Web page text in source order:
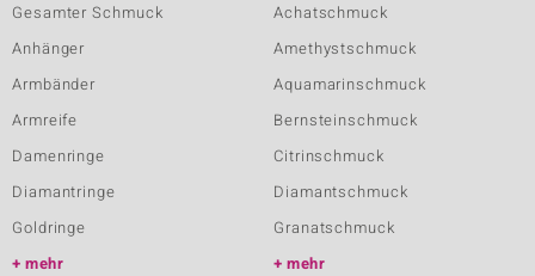
Gesamter Schmuck
Anhänger
Armbänder
Armreife
Damenringe
Diamantringe
Goldringe
mehr
Achatschmuck
Amethystschmuck
Aquamarinschmuck
Bernsteinschmuck
Citrinschmuck
Diamantschmuck
Granatschmuck
mehr